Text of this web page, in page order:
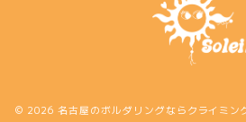
© 2026 名古屋のボルダリングならクライミ